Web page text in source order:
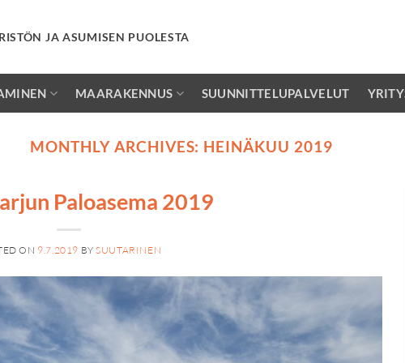
JA ASUMISEN PUOLESTA
MAARAKENNUS SUUNNITTELUPALVELUT
MONTHLY ARCHIVES: HEINÄKUU 2019
Paloasema 2019
ON 9.7.2019 BYSUUTARINEN